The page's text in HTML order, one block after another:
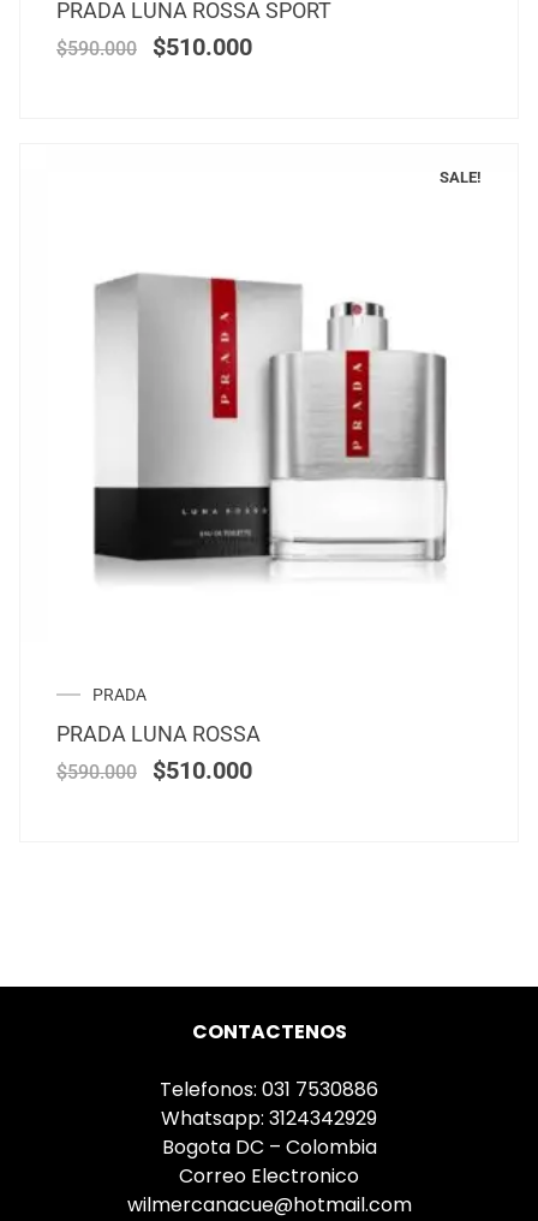
PRADA LUNA ROSSA SPORT
$590.000 $510.000
SALE!
PRADA
PRADA LUNA ROSSA
$590.000 $510.000
CONTACTENOS
Telefonos: 031 7530886
Whatsapp: 3124342929
Bogota DC – Colombia
Correo Electronico
wilmercanacue@hotmail.com